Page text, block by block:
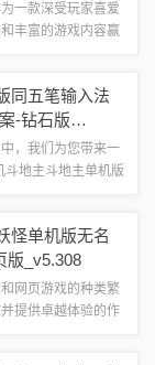
一款深受玩家喜爱
丰富的游戏内容赢
为重要，我要...
同五笔输入法
-钻石版
，我们为您带来一
地主斗地主单机版
实用...
怪单机版无名
版_v5.308
网页游戏的种类繁
提供卓越体验的作